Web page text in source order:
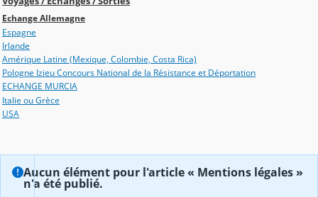
Echange Allemagne
Espagne
Irlande
Amérique Latine (Mexique, Colombie, Costa Rica)
Pologne Izieu Concours National de la Résistance et Déportation
ECHANGE MURCIA
Italie ou Grèce
USA
Aucun élément pour l'article « Mentions légales »
n'a été publié.